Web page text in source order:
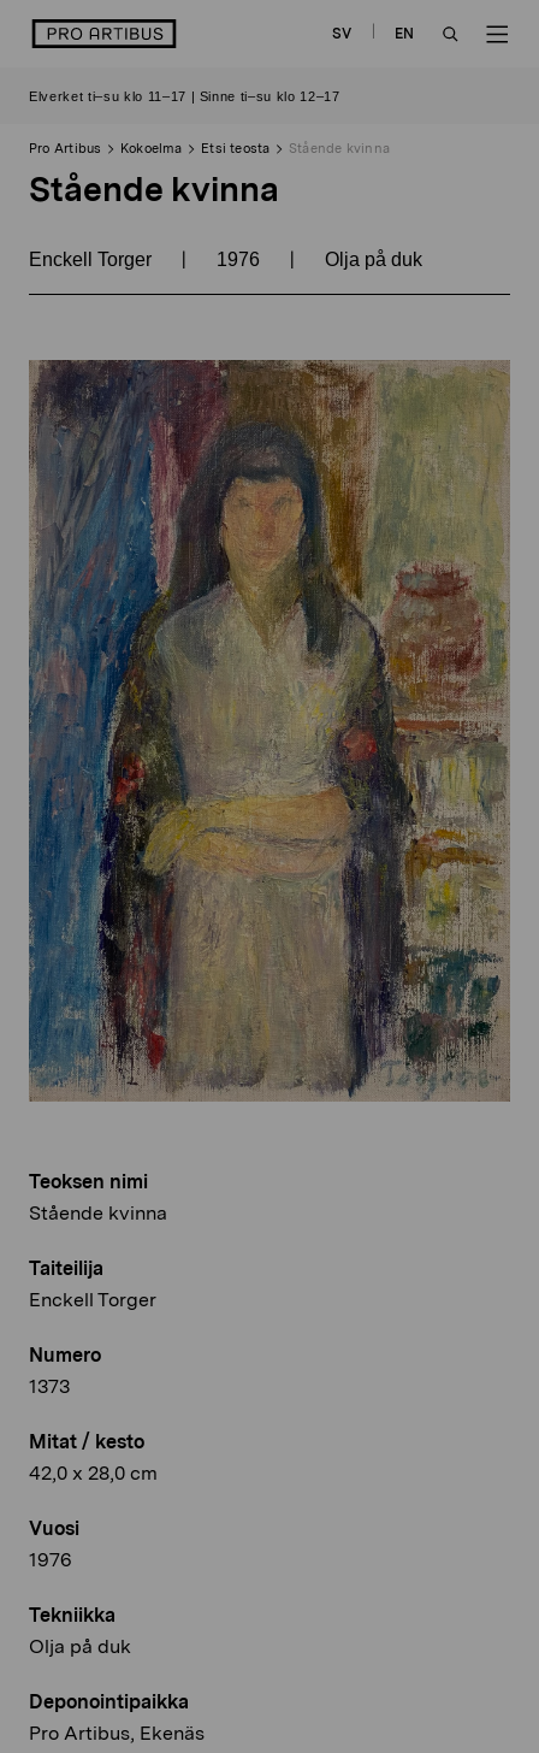
sisältöön
logo SV
EN
Elverket ti–su klo 11–17 | Sinne ti–su klo 12–17
Pro Artibus Kokoelma Etsi teosta Stående kvinna
Stående kvinna
Enckell Torger | 1976 | Olja på duk
Teoksen nimi
Stående kvinna
Taiteilija
Enckell Torger
Numero
1373
Mitat / kesto
42,0 x 28,0 cm
Vuosi
1976
Tekniikka
Olja på duk
Deponointipaikka
Pro Artibus, Ekenäs